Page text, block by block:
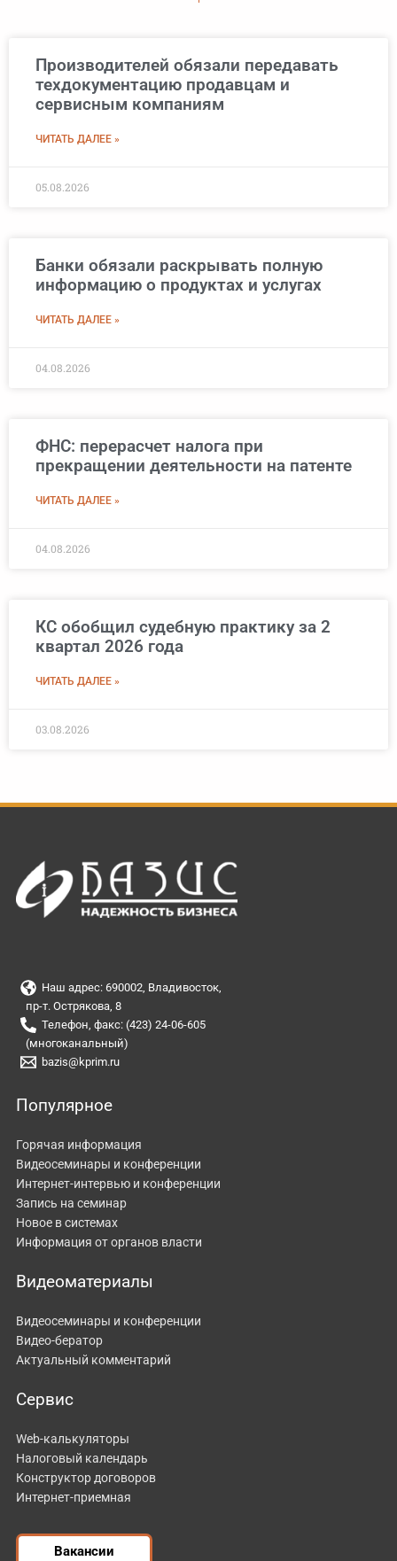
Производителей обязали передавать
техдокументацию продавцам и
сервисным компаниям
ЧИТАТЬ ДАЛЕЕ »
05.08.2026
Банки обязали раскрывать полную
информацию о продуктах и услугах
ЧИТАТЬ ДАЛЕЕ »
04.08.2026
ФНС: перерасчет налога при
прекращении деятельности на патенте
ЧИТАТЬ ДАЛЕЕ »
04.08.2026
КС обобщил судебную практику за 2
квартал 2026 года
ЧИТАТЬ ДАЛЕЕ »
03.08.2026
Наш адрес: 690002, Владивосток,
пр-т. Острякова, 8
Телефон, факс: (423) 24-06-605
(многоканальный)
bazis@kprim.ru
Популярное
Горячая информация
Видеосеминары и конференции
Интернет-интервью и конференции
Запись на семинар
Новое в системах
Информация от органов власти
Видеоматериалы
Видеосеминары и конференции
Видео-бератор
Актуальный комментарий
Сервис
Web-калькуляторы
Налоговый календарь
Конструктор договоров
Интернет-приемная
Вакансии